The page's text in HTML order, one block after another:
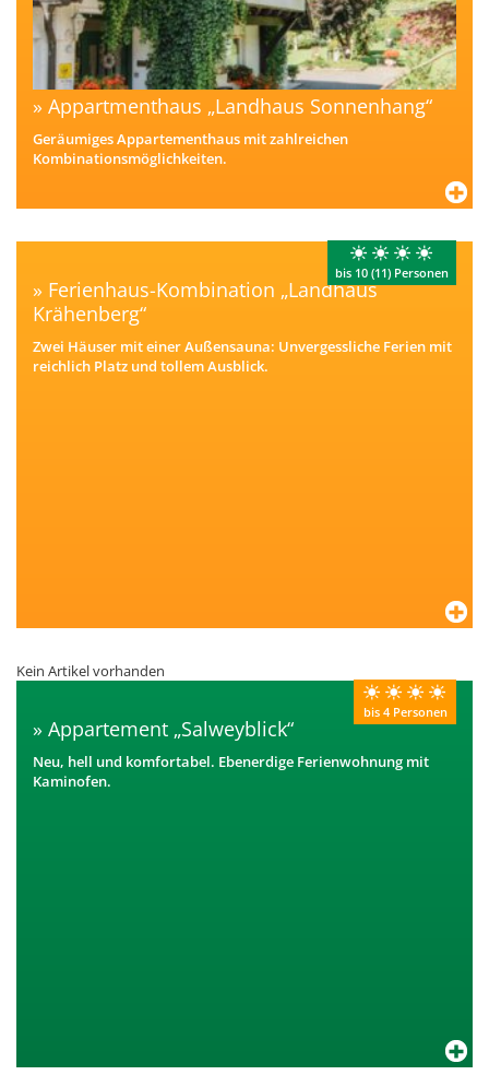
Appartmenthaus „Landhaus Sonnenhang“
Geräumiges Appartementhaus mit zahlreichen
Kombinationsmöglichkeiten.
bis 10 (11) Personen
Ferienhaus-Kombination „Landhaus
Krähenberg“
Zwei Häuser mit einer Außensauna: Unvergessliche Ferien mit
reichlich Platz und tollem Ausblick.
Kein Artikel vorhanden
bis 4 Personen
Appartement „Salweyblick“
Neu, hell und komfortabel. Ebenerdige Ferienwohnung mit
Kaminofen.